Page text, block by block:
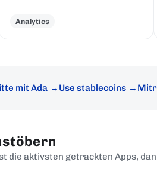
Analytics
mit Ada Use stablecoins
die aktivsten getrackten Apps,